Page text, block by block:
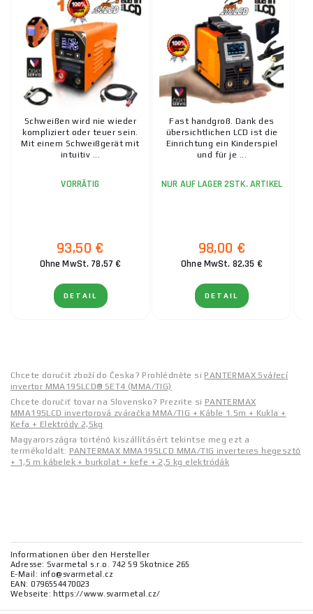
Schweißen wird nie wieder
kompliziert oder teuer sein.
Mit einem Schweißgerät mit
intuitiv ...
VORRÄTIG
93,50 €
Ohne MwSt. 78,57 €
DETAIL
Fast handgroß. Dank des
übersichtlichen LCD ist die
Einrichtung ein Kinderspiel
und für je ...
NUR AUF LAGER 2STK. ARTIKEL
98,00 €
Ohne MwSt. 82,35 €
DETAIL
Chcete doručit zboží do Česka? Prohlédněte si PANTERMAX Svářecí
invertor MMA195LCD® SET4 (MMA/TIG)
Chcete doručiť tovar na Slovensko? Prezrite si PANTERMAX
MMA195LCD invertorová zváračka MMA/TIG + Káble 1.5m + Kukla +
Kefa + Elektródy 2,5kg
Magyarországra történő kiszállításért tekintse meg ezt a
termékoldalt: PANTERMAX MMA195LCD MMA/TIG inverteres hegesztő
+ 1,5 m kábelek + burkolat + kefe + 2,5 kg elektródák
Informationen über den Hersteller
Adresse: Svarmetal s.r.o. 742 59 Skotnice 265
E-Mail: info@svarmetal.cz
EAN: 0796554470023
Webseite: https://www.svarmetal.cz/